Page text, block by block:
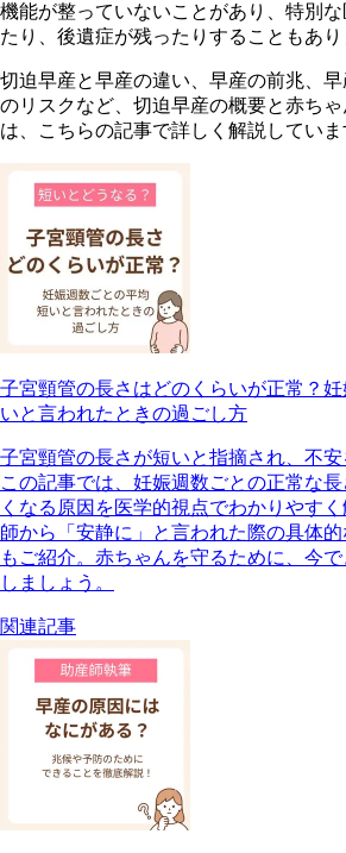
機能が整っていないことがあり、特別
たり、後遺症が残ったりすることもあり
切迫早産と早産の違い、早産の前兆、
のリスクなど、切迫早産の概要と赤ち
は、こちらの記事で詳しく解説していま
子宮頸管の長さはどのくらいが正常？
いと言われたときの過ごし方
子宮頸管の長さが短いと指摘され、不
この記事では、妊娠週数ごとの正常な
くなる原因を医学的視点でわかりやす
師から「安静に」と言われた際の具体
もご紹介。赤ちゃんを守るために、今
しましょう。
関連記事